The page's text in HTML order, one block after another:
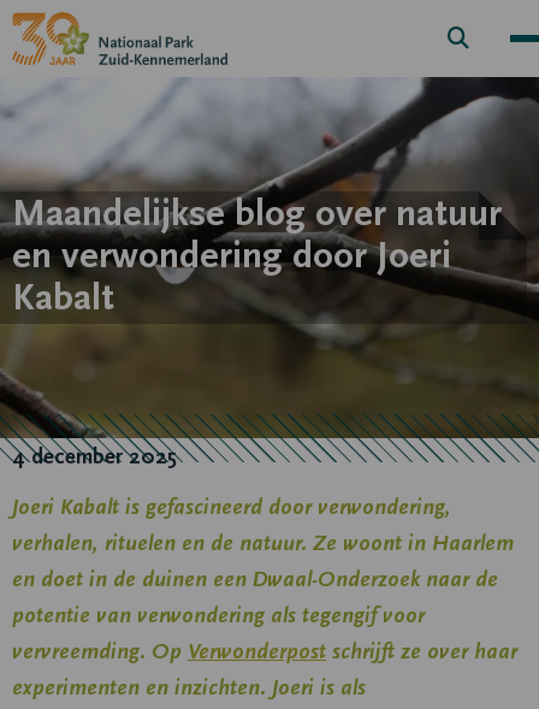
Zoek
Maandelijkse blog over natuur
en verwondering door Joeri
Kabalt
4 december 2025
Joeri Kabalt is gefascineerd door verwondering,
verhalen, rituelen en de natuur. Ze woont in Haarlem
en doet in de duinen een Dwaal-Onderzoek naar de
potentie van verwondering als tegengif voor
vervreemding. Op Verwonderpost schrijft ze over haar
experimenten en inzichten. Joeri is als